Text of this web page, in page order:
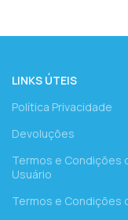
LINKS ÚTEIS
Política Privacidade
Devoluções
Termos e Condições
Usuário
Termos e Condições